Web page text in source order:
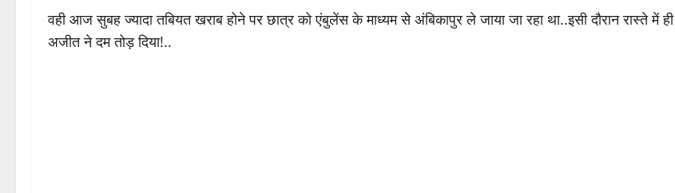
वही आज सुबह ज्यादा तबियत खराब होने पर छात्र को एंबुलेंस के माध्यम से अंबिकापुर ले जाया जा रहा था..इसी दौरान रास्ते में ही
अजीत ने दम तोड़ दिया!..